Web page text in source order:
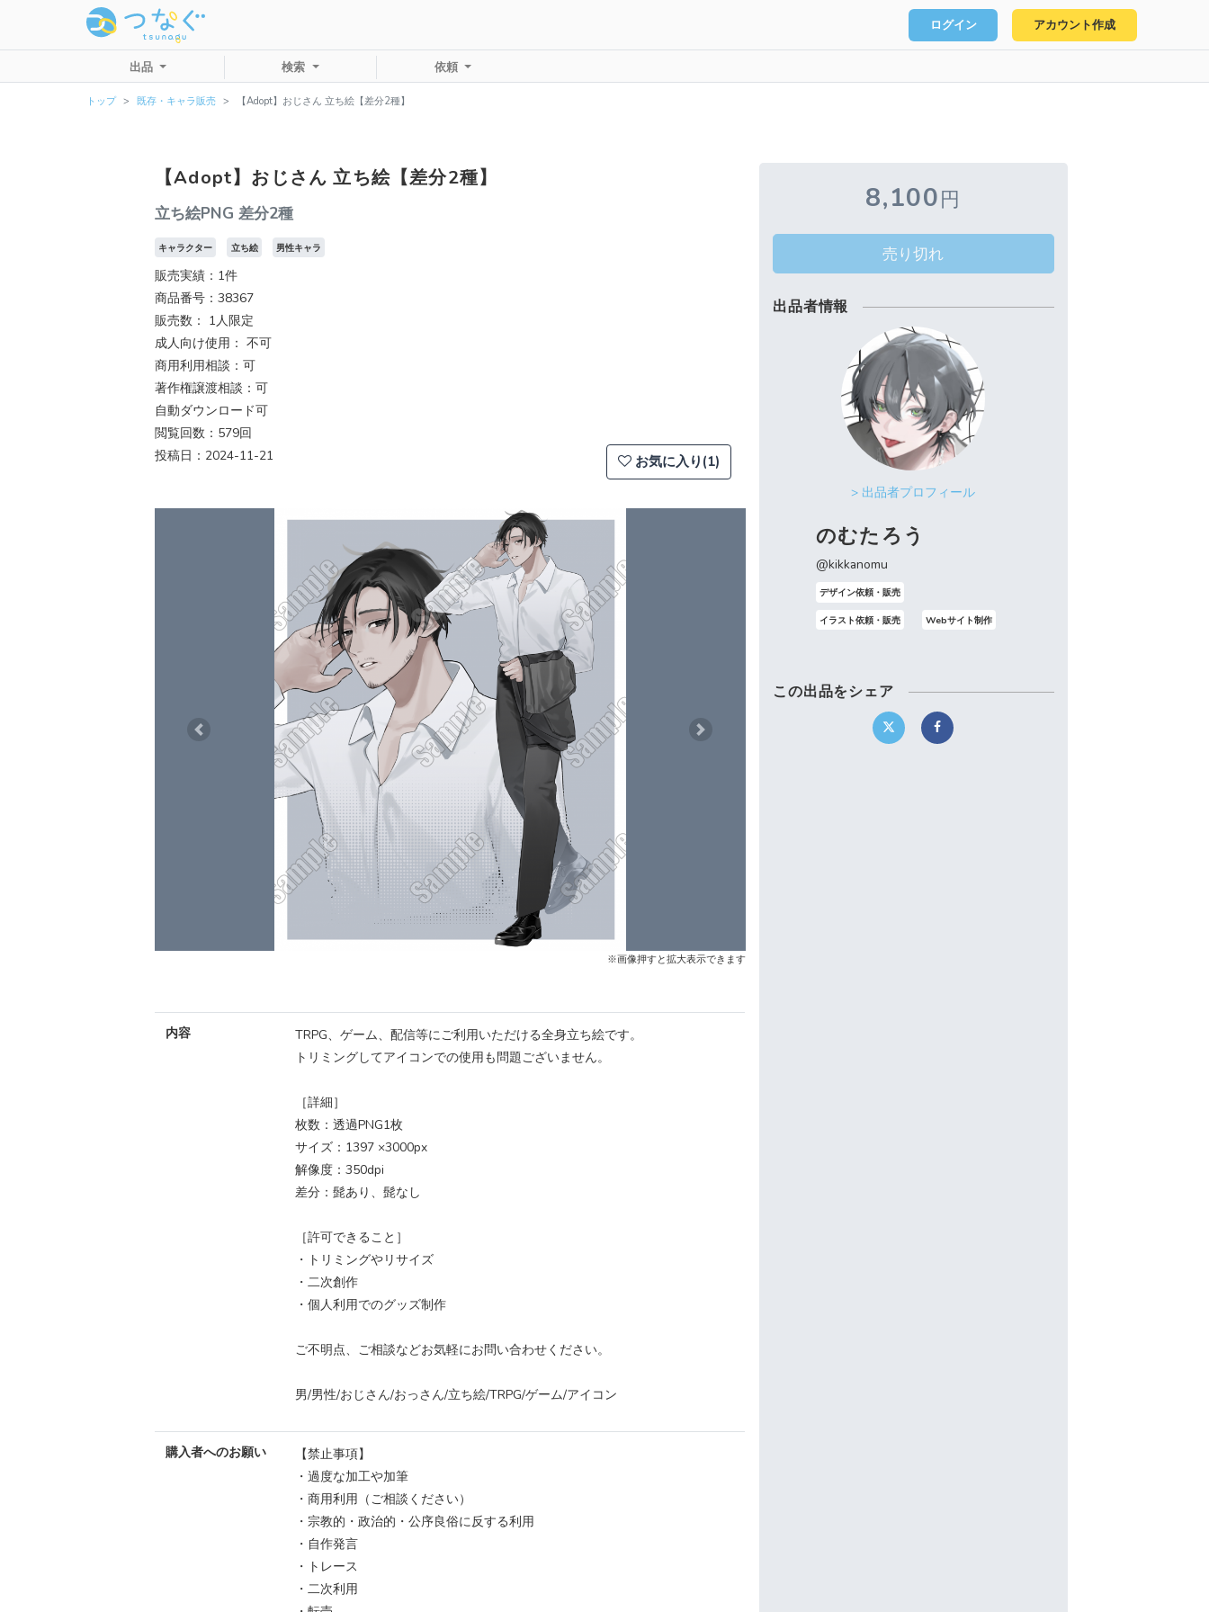
ログイン アカウント作成
出品 検索 依頼
トップ 既存・キャラ販売 【Adopt】おじさん 立ち絵【差分2種】
【Adopt】おじさん 立ち絵【差分2種】
立ち絵PNG 差分2種
キャラクター 立ち絵 男性キャラ
販売実績：1件
商品番号：38367
販売数： 1人限定
成人向け使用： 不可
商用利用相談：可
著作権譲渡相談：可
自動ダウンロード可
閲覧回数：579回
投稿日：2024-11-21
お気に入り(1)
Previous Next
※画像押すと拡大表示できます
内容
TRPG、ゲーム、配信等にご利用いただける全身立ち絵です。
トリミングしてアイコンでの使用も問題ございません。
［詳細］
枚数：透過PNG1枚
サイズ：1397 ×3000px
解像度：350dpi
差分：髭あり、髭なし
［許可できること］
・トリミングやリサイズ
・二次創作
・個人利用でのグッズ制作
ご不明点、ご相談などお気軽にお問い合わせください。
男/男性/おじさん/おっさん/立ち絵/TRPG/ゲーム/アイコン
購入者へのお願い
【禁止事項】
・過度な加工や加筆
・商用利用（ご相談ください）
・宗教的・政治的・公序良俗に反する利用
・自作発言
・トレース
・二次利用
8,100円
売り切れ
出品者情報
> 出品者プロフィール
のむたろう
@kikkanomu
デザイン依頼・販売
イラスト依頼・販売 Webサイト制作
この出品をシェア